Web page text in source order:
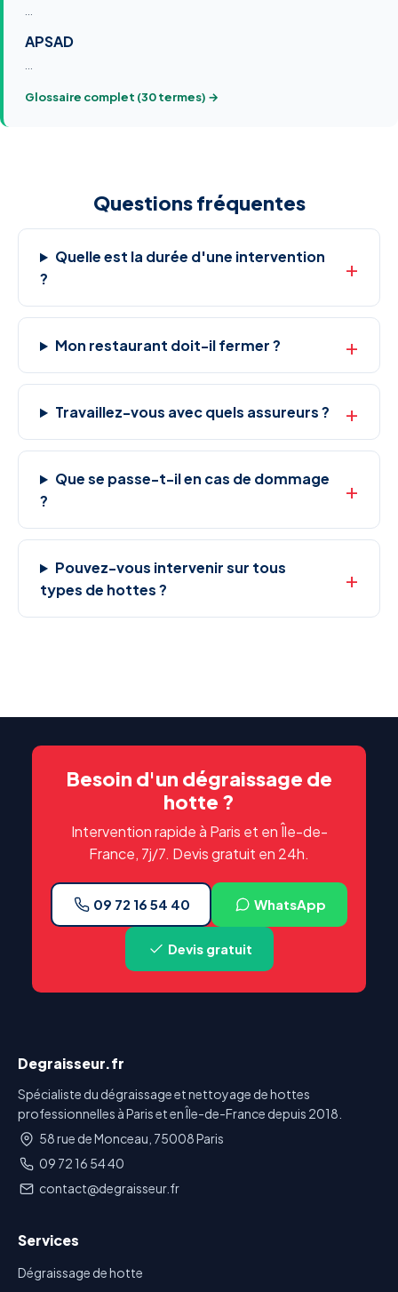
APSAD
Glossaire complet (30 termes) →
Questions fréquentes
Quelle est la durée d'une intervention
?
Mon restaurant doit-il fermer ?
Travaillez-vous avec quels assureurs ?
Que se passe-t-il en cas de dommage
?
Pouvez-vous intervenir sur tous
types de hottes ?
Besoin d'un dégraissage de
hotte ?
Intervention rapide à Paris et en Île-de-
France, 7j/7. Devis gratuit en 24h.
09 72 16 54 40 WhatsApp
Devis gratuit
Degraisseur.fr
Spécialiste du dégraissage et nettoyage de hottes
professionnelles à Paris et en Île-de-France depuis 2018.
58 rue de Monceau, 75008 Paris
09 72 16 54 40
contact@degraisseur.fr
Services
Dégraissage de hotte